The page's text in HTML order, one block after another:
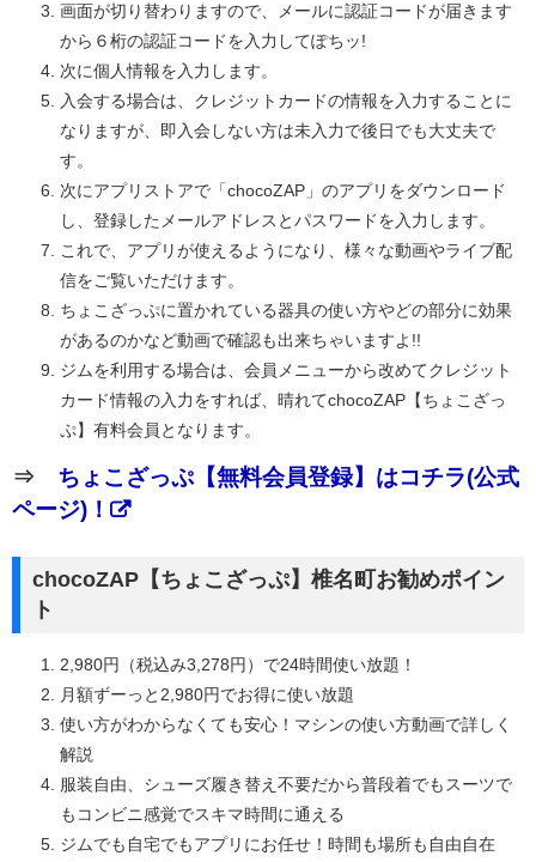
画面が切り替わりますので、メールに認証コードが届きます
から６桁の認証コードを入力してぽちッ!
次に個人情報を入力します。
入会する場合は、クレジットカードの情報を入力することに
なりますが、即入会しない方は未入力で後日でも大丈夫で
す。
次にアプリストアで「chocoZAP」のアプリをダウンロード
し、登録したメールアドレスとパスワードを入力します。
これで、アプリが使えるようになり、様々な動画やライブ配
信をご覧いただけます。
ちょこざっぷに置かれている器具の使い方やどの部分に効果
があるのかなど動画で確認も出来ちゃいますよ!!
ジムを利用する場合は、会員メニューから改めてクレジット
カード情報の入力をすれば、晴れてchocoZAP【ちょこざっ
ぷ】有料会員となります。
⇒ ちょこざっぷ【無料会員登録】はコチラ(公式
ページ)！
chocoZAP【ちょこざっぷ】椎名町お勧めポイン
ト
2,980円（税込み3,278円）で24時間使い放題！
月額ずーっと2,980円でお得に使い放題
使い方がわからなくても安心！マシンの使い方動画で詳しく
解説
服装自由、シューズ履き替え不要だから普段着でもスーツで
もコンビニ感覚でスキマ時間に通える
ジムでも自宅でもアプリにお任せ！時間も場所も自由自在